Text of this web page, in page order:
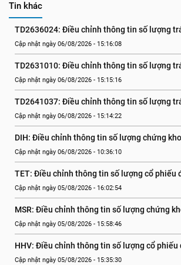
Tin khác
TD2636024: Điều chỉnh thông tin số lượng
Cập nhật ngày 06/08/2026 - 15:16:08
TD2631010: Điều chỉnh thông tin số lượng
Cập nhật ngày 06/08/2026 - 15:15:16
TD2641037: Điều chỉnh thông tin số lượng
Cập nhật ngày 06/08/2026 - 15:14:22
DIH: Điều chỉnh thông tin số lượng chứng
Cập nhật ngày 06/08/2026 - 10:36:10
TET: Điều chỉnh thông tin số lượng cổ phiếu
Cập nhật ngày 05/08/2026 - 16:02:54
MSR: Điều chỉnh thông tin số lượng chứng
Cập nhật ngày 05/08/2026 - 15:58:46
HHV: Điều chỉnh thông tin số lượng cổ phiếu
Cập nhật ngày 05/08/2026 - 15:35:30